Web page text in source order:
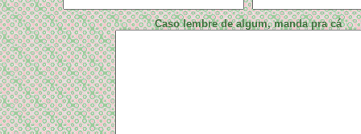
Caso lembre de algum, manda pra cá